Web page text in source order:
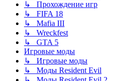
↳ Прохождение игр
↳ FIFA 18
↳ Mafia III
↳ Wreckfest
↳ GTA 5
Игровые моды
↳ Игровые моды
↳ Моды Resident Evil